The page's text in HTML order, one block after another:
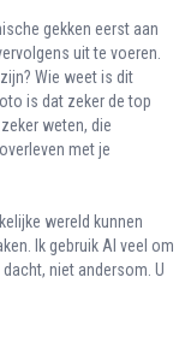
gekken eerst aan
uit te voeren.
Wie weet is dit
is dat zeker de top
weten, die
met je
wereld kunnen
Ik gebruik AI veel om
niet andersom. U